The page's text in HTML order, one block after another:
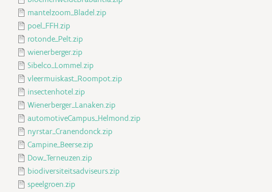
mantelzoom_Bladel.zip
poel_FFH.zip
rotonde_Pelt.zip
wienerberger.zip
Sibelco_Lommel.zip
vleermuiskast_Roompot.zip
insectenhotel.zip
Wienerberger_Lanaken.zip
automotiveCampus_Helmond.zip
nyrstar_Cranendonck.zip
Campine_Beerse.zip
Dow_Terneuzen.zip
biodiversiteitsadviseurs.zip
speelgroen.zip